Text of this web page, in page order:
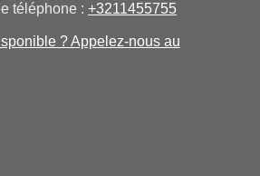
téléphone : +3211455755
? Appelez-nous au